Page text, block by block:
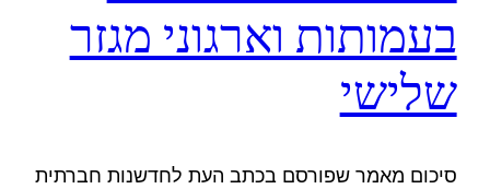
בעמותות וארגוני מגזר
שלישי
סיכום מאמר שפורסם בכתב העת לחדשנות חברתית